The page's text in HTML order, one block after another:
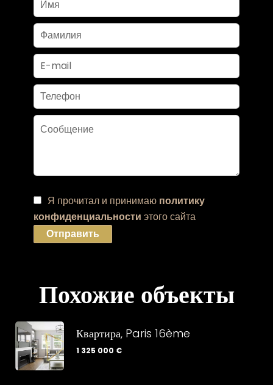
Я прочитал и принимаю политику
конфиденциальности этого сайта
Отправить
Похожие объекты
Квартира, Paris 16ème
1 325 000 €